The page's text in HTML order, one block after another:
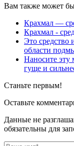
Вам также может
Крахмал —
Крахмал -
Это средство
области
Наносите эту
гуще и
Станьте первым!
Оставьте
Данные не
обязательны для